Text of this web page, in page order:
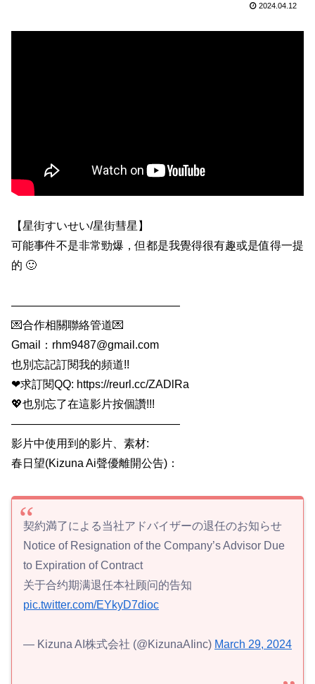
2024.04.12
【星街すいせい/星街彗星】
可能事件不是非常勁爆，但都是我覺得很有趣或是值得一提
的 🙂
———————————————
💌合作相關聯絡管道💌
Gmail：rhm9487@gmail.com
也別忘記訂閱我的頻道!!
❤求訂閱QQ: https://reurl.cc/ZADlRa
💖也別忘了在這影片按個讚!!!
———————————————
影片中使用到的影片、素材:
春日望(Kizuna Ai聲優離開公告)：
契約満了による当社アドバイザーの退任のお知らせ
Notice of Resignation of the Company’s Advisor Due
to Expiration of Contract
关于合约期满退任本社顾问的告知
pic.twitter.com/EYkyD7dioc
— Kizuna AI株式会社 (@KizunaAIinc) March 29, 2024